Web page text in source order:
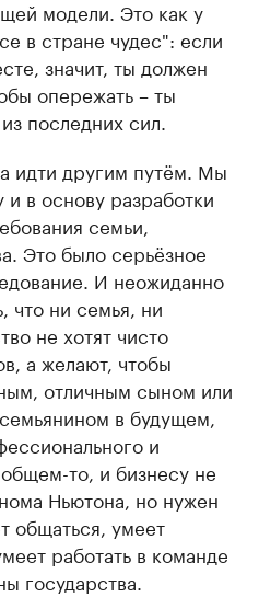
модели. Это как у
в стране чудес": если
значит, ты должен
опережать – ты
последних сил.
идти другим путём. Мы
в основу разработки
семьи,
Это было серьёзное
И неожиданно
что ни семья, ни
не хотят чисто
а желают, чтобы
отличным сыном или
в будущем,
и
то, и бизнесу не
Ньютона, но нужен
общаться, умеет
работать в команде
государства.